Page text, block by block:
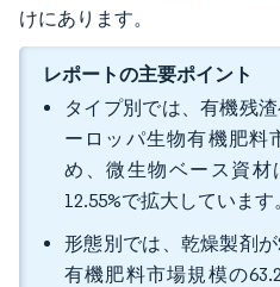
けにあります。
レポートの主要ポイント
タイプ別では、有機残
ーロッパ生物有機肥料
め、微生物ベース資材
12.55%で拡大しています
形態別では、乾燥製剤
有機肥料市場規模の